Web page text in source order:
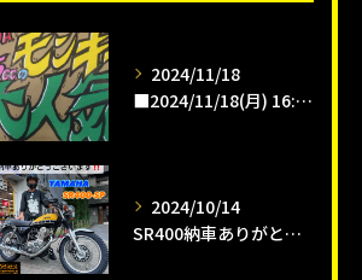
2024/11/18
■2024/11/18(月) 16:00pm
2024/10/14
SR400納車ありがとうございます😊